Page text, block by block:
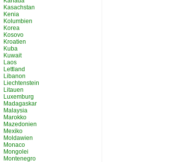
Kasachstan
Kenia
Kolumbien
Korea
Kosovo
Kroatien
Kuba
Kuwait
Laos
Lettland
Libanon
Liechtenstein
Litauen
Luxemburg
Madagaskar
Malaysia
Marokko
Mazedonien
Mexiko
Moldawien
Monaco
Mongolei
Montenegro